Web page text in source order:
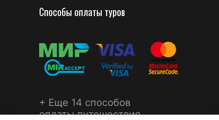
Способы оплаты туров
+ Еще 14 способов
оплаты путешествия